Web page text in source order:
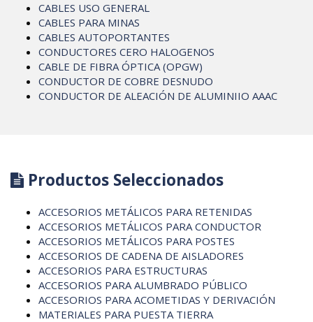
CABLES USO GENERAL
CABLES PARA MINAS
CABLES AUTOPORTANTES
CONDUCTORES CERO HALOGENOS
CABLE DE FIBRA ÓPTICA (OPGW)
CONDUCTOR DE COBRE DESNUDO
CONDUCTOR DE ALEACIÓN DE ALUMINIIO AAAC
Productos Seleccionados
ACCESORIOS METÁLICOS PARA RETENIDAS
ACCESORIOS METÁLICOS PARA CONDUCTOR
ACCESORIOS METÁLICOS PARA POSTES
ACCESORIOS DE CADENA DE AISLADORES
ACCESORIOS PARA ESTRUCTURAS
ACCESORIOS PARA ALUMBRADO PÚBLICO
ACCESORIOS PARA ACOMETIDAS Y DERIVACIÓN
MATERIALES PARA PUESTA TIERRA